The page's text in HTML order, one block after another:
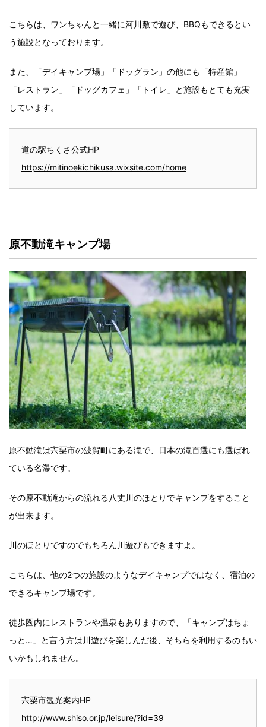
こちらは、ワンちゃんと一緒に河川敷で遊び、BBQもできるとい
う施設となっております。
また、「デイキャンプ場」「ドッグラン」の他にも「特産館」
「レストラン」「ドッグカフェ」「トイレ」と施設もとても充実
しています。
道の駅ちくさ公式HP
https://mitinoekichikusa.wixsite.com/home
原不動滝キャンプ場
原不動滝は宍粟市の波賀町にある滝で、日本の滝百選にも選ばれ
ている名瀑です。
その原不動滝からの流れる八丈川のほとりでキャンプをすること
が出来ます。
川のほとりですのでもちろん川遊びもできますよ。
こちらは、他の2つの施設のようなデイキャンプではなく、宿泊の
できるキャンプ場です。
徒歩圏内にレストランや温泉もありますので、「キャンプはちょ
っと…」と言う方は川遊びを楽しんだ後、そちらを利用するのもい
いかもしれません。
宍粟市観光案内HP
http://www.shiso.or.jp/leisure/?id=39